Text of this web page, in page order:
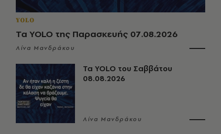
YOLO
Τα YOLO της Παρασκευής 07.08.2026
Λίνα Μανδράκου
Τα YOLO του Σαββάτου
08.08.2026
Λίνα Μανδράκου